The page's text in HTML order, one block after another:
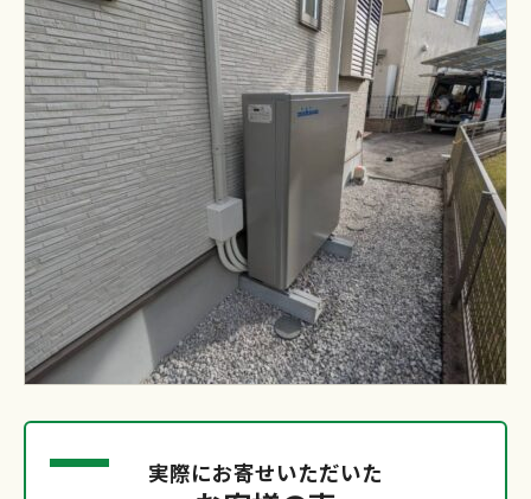
実際にお寄せいただいた